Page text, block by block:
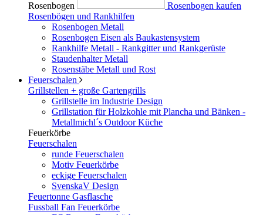
Rosenbogen
Rosenbogen kaufen
Rosenbögen und Rankhilfen
Rosenbogen Metall
Rosenbogen Eisen als Baukastensystem
Rankhilfe Metall - Rankgitter und Rankgerüste
Staudenhalter Metall
Rosenstäbe Metall und Rost
Feuerschalen
Grillstellen + große Gartengrills
Grillstelle im Industrie Design
Grillstation für Holzkohle mit Plancha und Bänken -
Metallmichl´s Outdoor Küche
Feuerkörbe
Feuerschalen
runde Feuerschalen
Motiv Feuerkörbe
eckige Feuerschalen
SvenskaV Design
Feuertonne Gasflasche
Fussball Fan Feuerkörbe